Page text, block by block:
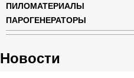
ПИЛОМАТЕРИАЛЫ
ПАРОГЕНЕРАТОРЫ
Новости